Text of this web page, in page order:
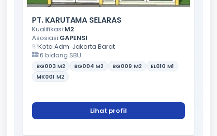
PT. KARUTAMA SELARAS
Kualifikasi:M2
Asosiasi:GAPENSI
Kota Adm. Jakarta Barat
16 bidang SBU
BG003 M2 BG004 M2 BG009 M2 EL010 M1
MK001 M2
Lihat profil